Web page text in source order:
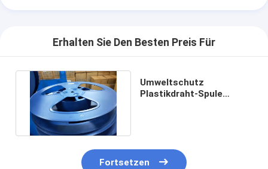
Erhalten Sie Den Besten Preis Für
Umweltschutz
Plastikdraht-Spule
Fortsetzen